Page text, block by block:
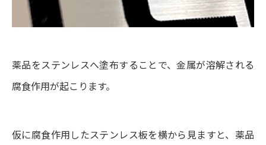
薬品をステンレスへ塗布することで、金属が溶解される
腐食作用が起こります。
仮に腐食作用したステンレス板を横から見ますと、薬品